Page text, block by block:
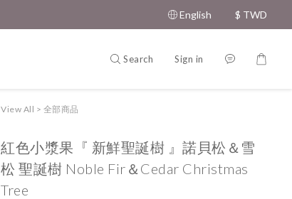
English $ TWD
Search Sign in
View All > 全部商品
紅色小漿果『 新鮮聖誕樹 』諾貝松＆雪
松 聖誕樹 Noble Fir＆Cedar Christmas
Tree